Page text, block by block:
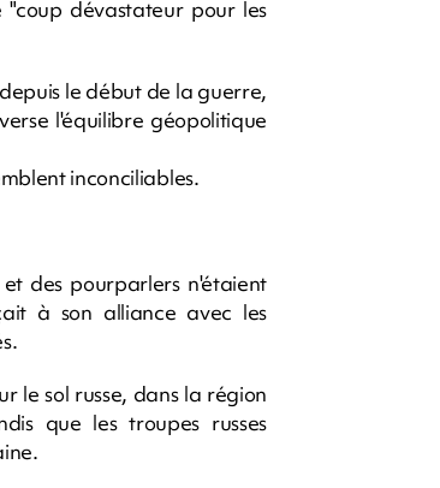
dévastateur pour les
le début de la guerre,
l'équilibre géopolitique
inconciliables.
des pourparlers n'étaient
à son alliance avec les
le sol russe, dans la région
que les troupes russes